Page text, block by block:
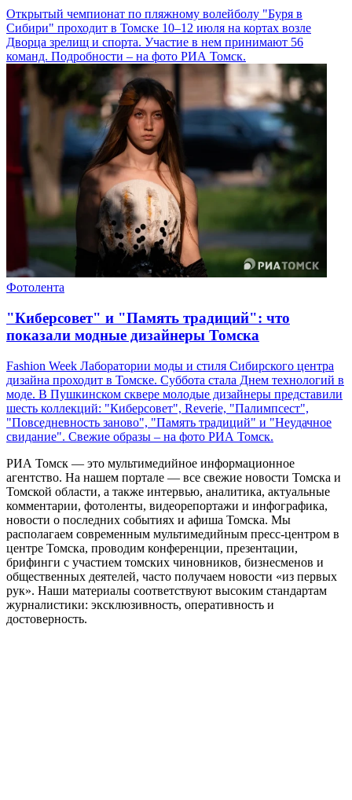
Открытый чемпионат по пляжному волейболу "Буря в
Сибири" проходит в Томске 10–12 июля на кортах возле
Дворца зрелищ и спорта. Участие в нем принимают 56
команд. Подробности – на фото РИА Томск.
Фотолента
"Киберсовет" и "Память традиций": что
показали модные дизайнеры Томска
Fashion Week Лаборатории моды и стиля Сибирского центра
дизайна проходит в Томске. Суббота стала Днем технологий в
моде. В Пушкинском сквере молодые дизайнеры представили
шесть коллекций: "Киберсовет", Reverie, "Палимпсест",
"Повседневность заново", "Память традиций" и "Неудачное
свидание". Свежие образы – на фото РИА Томск.
РИА Томск — это мультимедийное информационное
агентство. На нашем портале — все свежие новости Томска и
Томской области, а также интервью, аналитика, актуальные
комментарии, фотоленты, видеорепортажи и инфографика,
новости о последних событиях и афиша Томска. Мы
располагаем современным мультимедийным пресс-центром в
центре Томска, проводим конференции, презентации,
брифинги с участием томских чиновников, бизнесменов и
общественных деятелей, часто получаем новости «из первых
рук». Наши материалы соответствуют высоким стандартам
журналистики: эксклюзивность, оперативность и
достоверность.